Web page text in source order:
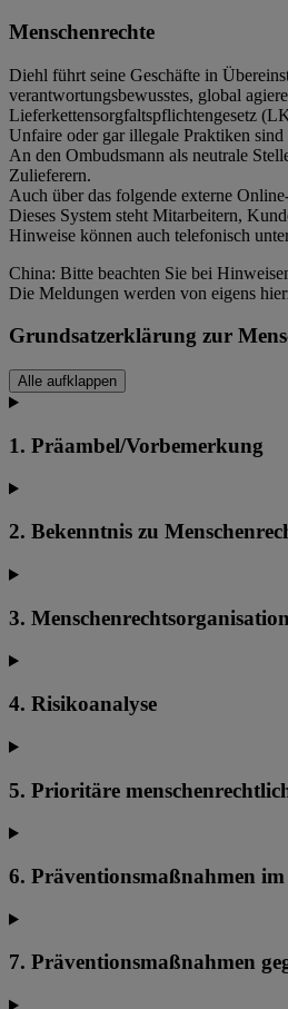
Menschenrechte
Diehl führt seine Geschäfte in
verantwortungsbewusstes, global
Lieferkettensorgfaltspflichtengesetz
Unfaire oder gar illegale Praktiken
An den Ombudsmann als neutrale
Zulieferern.
Auch über das folgende externe
Dieses System steht Mitarbeitern,
Hinweise können auch telefonisch
China: Bitte beachten Sie bei
Die Meldungen werden von eigens
Grundsatzerklärung zur
Alle aufklappen
1. Präambel/Vorbemerkung
2. Bekenntnis zu
3. Menschenrechtsorganisation
4. Risikoanalyse
5. Prioritäre
6. Präventionsmaßnahmen im
7. Präventionsmaßnahmen